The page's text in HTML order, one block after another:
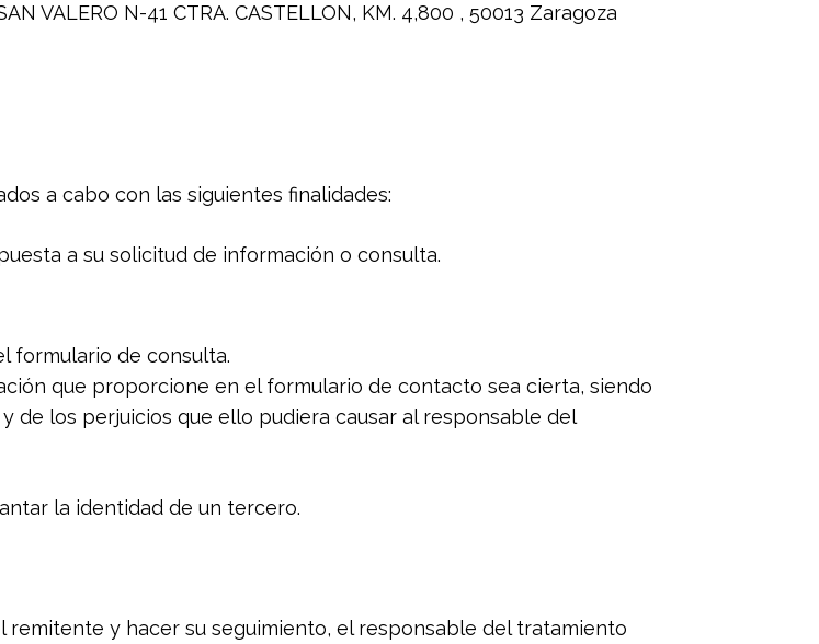
VALERO N-41 CTRA. CASTELLON, KM. 4,800 , 50013 Zaragoza
a cabo con las siguientes finalidades:
a su solicitud de información o consulta.
formulario de consulta.
que proporcione en el formulario de contacto sea cierta, siendo
de los perjuicios que ello pudiera causar al responsable del
la identidad de un tercero.
y hacer su seguimiento, el responsable del tratamiento